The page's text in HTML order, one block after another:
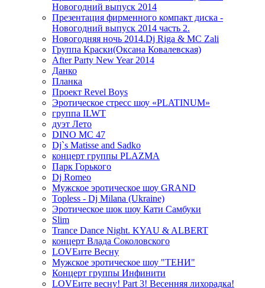
Новогодний выпуск 2014
Презентация фирменного компакт диска -
Новогодний выпуск 2014 часть 2.
Новогодняя ночь 2014.Dj Riga & MC Zali
Группа Краски(Оксана Ковалевская)
After Party New Year 2014
Данко
Планка
Проект Revel Boys
Эротическое стресс шоу «PLATINUM»
группа ILWT
дуэт Лето
DINO MC 47
Dj`s Matisse and Sadko
концерт группы PLAZMA
Парк Горького
Dj Romeo
Мужское эротическое шоу GRAND
Topless - Dj Milana (Ukraine)
Эротическое шок шоу Кати Самбуки
Slim
Trance Dance Night. KYAU & ALBERT
концерт Влада Соколовского
LOVEите Весну
Мужское эротическое шоу "ТЕНИ"
Концерт группы Инфинити
LOVEите весну! Part 3! Весенняя лихорадка!